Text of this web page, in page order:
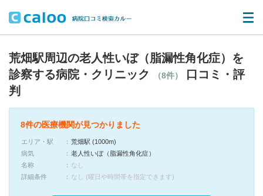
荒畑駅周辺の老人性いぼ（脂漏性角化症）を
診察する病院・クリニック
（8件）
口コミ・評
判
8件の医療機関が見つかりました
エリア・駅
荒畑駅 (1000m)
病気
老人性いぼ（脂漏性角化症）
名称
なし
詳細条件
なし (曜日や時間帯を指定できます)